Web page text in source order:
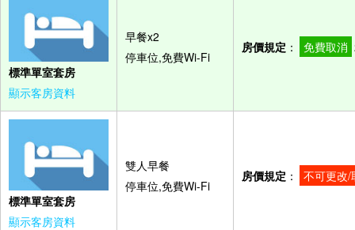
標準單室套房
顯示客房資料
早餐x2
停車位,免費Wi-Fi
房價規定 ： 免費取消
標準單室套房
顯示客房資料
雙人早餐
停車位,免費Wi-Fi
房價規定 ： 不可更改/